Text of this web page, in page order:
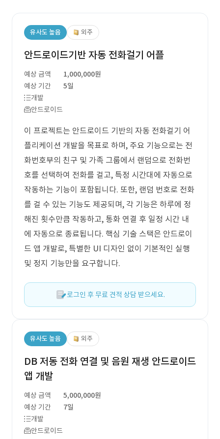
유사도 높음 외주
안드로이드기반 자동 전화걸기 어플
예상 금액
1,000,000원
예상 기간
5일
개발
안드로이드
이 프로젝트는 안드로이드 기반의 자동 전화걸기 어
플리케이션 개발을 목표로 하며, 주요 기능으로는 전
화번호부의 친구 및 가족 그룹에서 랜덤으로 전화번
호를 선택하여 전화를 걸고, 특정 시간대에 자동으로
작동하는 기능이 포함됩니다. 또한, 랜덤 번호로 전화
를 걸 수 있는 기능도 제공되며, 각 기능은 하루에 정
해진 횟수만큼 작동하고, 통화 연결 후 일정 시간 내
에 자동으로 종료됩니다. 핵심 기술 스택은 안드로이
드 앱 개발로, 특별한 UI 디자인 없이 기본적인 실행
및 정지 기능만을 요구합니다.
로그인 후 무료 견적 상담 받으세요.
유사도 높음 외주
DB 저동 전화 연결 및 음원 재생 안드로이드
앱 개발
예상 금액
5,000,000원
예상 기간
7일
개발
안드로이드